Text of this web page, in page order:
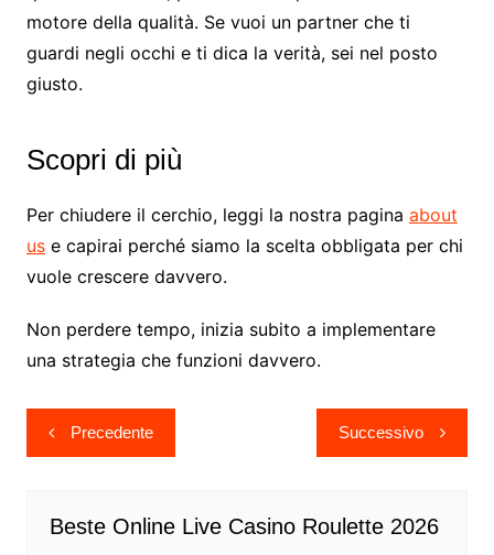
motore della qualità. Se vuoi un partner che ti
guardi negli occhi e ti dica la verità, sei nel posto
giusto.
Scopri di più
Per chiudere il cerchio, leggi la nostra pagina about
use capirai perché siamo la scelta obbligata per chi
vuole crescere davvero.
Non perdere tempo, inizia subito a implementare
una strategia che funzioni davvero.
Navigazione
articoli
Precedente Successivo
Beste Online Live Casino Roulette 2026